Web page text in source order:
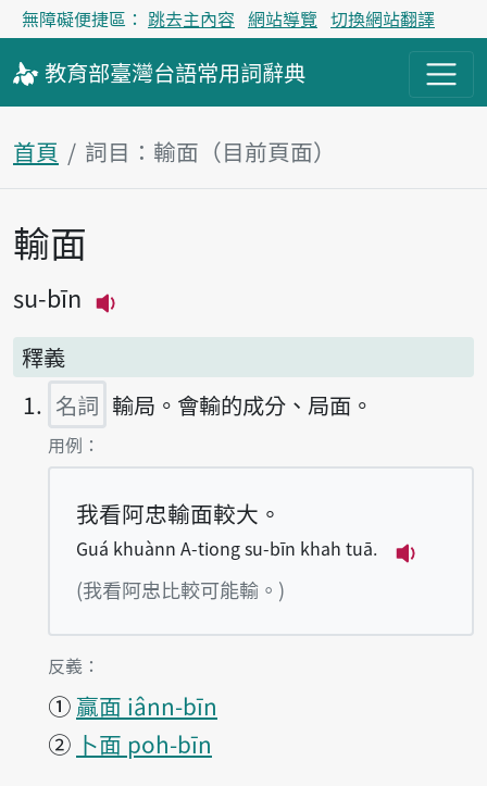
無障礙便捷區： 跳去主內容 網站導覽 切換網站翻譯
教育部臺灣台語常用詞辭典
首頁 詞目：輸面（目前頁面）
主內容區塊
輸面
su-bīn
釋義
名詞 輸局。會輸的成分、局面。
第1項釋義的
用例：
我看阿忠輸面較大。
Guá khuànn A-tiong su-bīn khah tuā.
(我看阿忠比較可能輸。)
第1項釋義的
反義：
① 贏面 iânn-bīn
② 卜面 poh-bīn